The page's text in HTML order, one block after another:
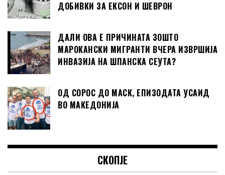
ДОБИВКИ ЗА ЕКСОН И ШЕВРОН
ДАЛИ ОВА Е ПРИЧИНАТА ЗОШТО
МАРОКАНСКИ МИГРАНТИ ВЧЕРА ИЗВРШИЈА
ИНВАЗИЈА НА ШПАНСКА СЕУТА?
ОД СОРОС ДО МАСК, ЕПИЗОДАТА УСАИД
ВО МАКЕДОНИЈА
СКОПЈЕ